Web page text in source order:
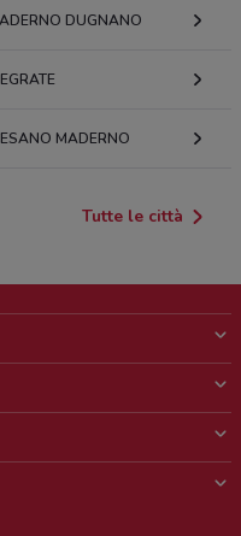
DUGNANO
MADERNO
Tutte le città